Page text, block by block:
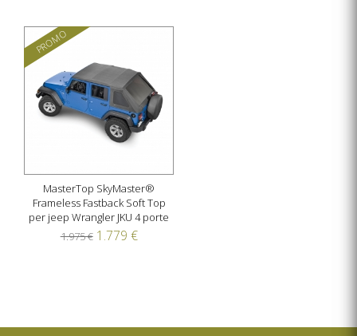
PROMO
MasterTop SkyMaster®
Frameless Fastback Soft Top
per jeep Wrangler JKU 4 porte
1.975 € 1.779 €